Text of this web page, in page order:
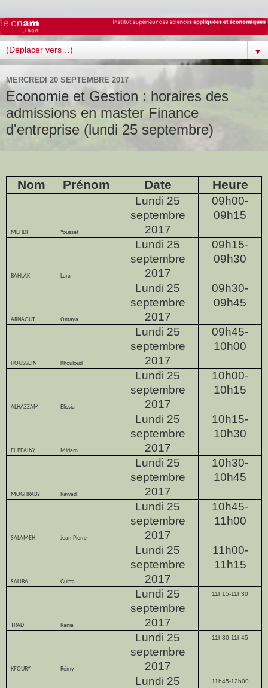
▼
MERCREDI 20 SEPTEMBRE 2017
Economie et Gestion : horaires des
admissions en master Finance
d'entreprise (lundi 25 septembre)
Heure
Date
Prénom
Nom
09h00-
09h15
Lundi 25
septembre
2017
Youssef
MEHDI
09h15-
09h30
Lundi 25
septembre
2017
Lara
BAHLAK
09h30-
09h45
Lundi 25
septembre
2017
Omaya
ARNAOUT
09h45-
10h00
Lundi 25
septembre
2017
Khouloud
HOUSSEIN
10h00-
10h15
Lundi 25
septembre
2017
Elissia
ALHAZZAM
10h15-
10h30
Lundi 25
septembre
2017
Miriam
EL BEAINY
10h30-
10h45
Lundi 25
septembre
2017
Rawad
MOGHRABY
10h45-
11h00
Lundi 25
septembre
2017
Jean-Pierre
SALAMEH
11h00-
11h15
Lundi 25
septembre
2017
Guitta
SALIBA
11h15-11h30
Lundi 25
septembre
2017
Rania
TRAD
11h30-11h45
Lundi 25
septembre
2017
Rémy
KFOURY
11h45-12h00
Lundi 25